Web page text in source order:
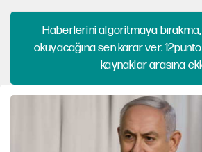
Haberlerini algoritmaya bırakma,
okuyacağına sen karar ver.
kaynaklar arasına